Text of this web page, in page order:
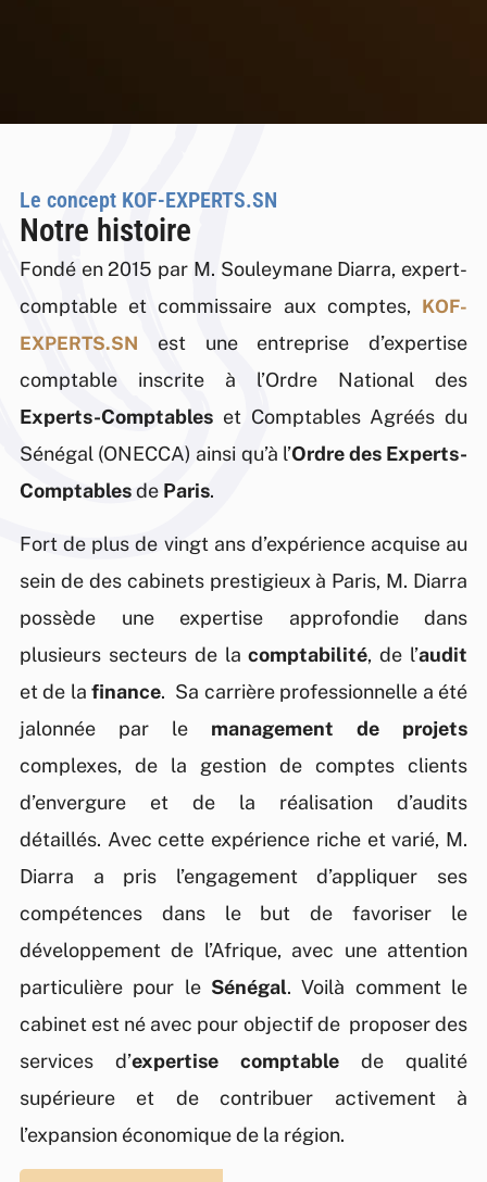
Chez
KOF-
EXPERTS.SN
Que vous
soyez une
PME, une
grande
entreprise ou
un porteur de
projet, KOF
Experts vous
propose un
accompagnement
sur mesure,
adapté à vos
enjeux et à
votre secteur
d’activité.
Contacter
un expert
partenaire
de
confiance
Notre cabinet
comptable
propose des
conseils
stratégiques
et des
solutions
personnalisées
pour
améliorer les
performances
de votre
société.
Déployez
tout votre
potentiel en
faisant
confiance au
cabinet KOF
Chez
KOF-
EXPERTS.SN
Que vous
soyez une
PME, une
grande
entreprise ou
un porteur de
projet, KOF
Experts vous
propose un
accompagnement
sur mesure,
adapté à vos
enjeux et à
votre secteur
d’activité.
Contacter
un expert
partenaire
de
confiance
Notre cabinet
comptable
propose des
conseils
stratégiques
et des
solutions
personnalisées
pour
améliorer les
performances
de votre
société.
Déployez
tout votre
potentiel en
faisant
confiance au
cabinet KOF
Chez
KOF-
EXPERTS.SN
Que vous
soyez une
PME, une
grande
entreprise ou
un porteur de
projet, KOF
Experts vous
propose un
accompagnement
sur mesure,
adapté à vos
enjeux et à
votre secteur
d’activité.
Contacter
un expert
partenaire
de
confiance
Notre cabinet
comptable
propose des
conseils
stratégiques
et des
solutions
personnalisées
pour
améliorer les
performances
de votre
société.
Déployez
tout votre
potentiel en
faisant
confiance au
cabinet KOF
Le concept KOF-EXPERTS.SN
Notre histoire
Fondé en 2015 par M. Souleymane Diarra, expert-
comptable et commissaire aux comptes, KOF-
EXPERTS.SN est une entreprise d’expertise
comptable inscrite à l’Ordre National des
Experts-Comptables et Comptables Agréés du
Sénégal (ONECCA) ainsi qu’à l’Ordre des Experts-
Comptablesde Paris.
Fort de plus de vingt ans d’expérience acquise au
sein de des cabinets prestigieux à Paris, M. Diarra
possède une expertise approfondie dans
plusieurs secteurs de lacomptabilité, de l’audit
et de lafinance. Sa carrière professionnelle a été
jalonnée par le management de projets
complexes, de la gestion de comptes clients
d’envergure et de la réalisation d’audits
détaillés. Avec cette expérience riche et varié, M.
Diarra a pris l’engagement d’appliquer ses
compétences dans le but de favoriser le
développement de l’Afrique, avec une attention
particulière pour le Sénégal. Voilà comment le
cabinet est né avec pour objectif de proposer des
services d’expertise comptable de qualité
supérieure et de contribuer activement à
l’expansion économique de la région.